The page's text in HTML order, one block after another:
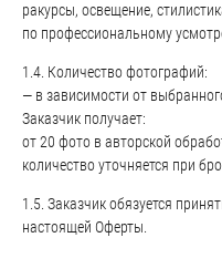
ракурсы, освещение,
по профессиональному
1.4. Количество фотографий:
— в зависимости от
Заказчик получает:
от 20 фото в авторской
количество уточняется при
1.5. Заказчик обязуется
настоящей Оферты.